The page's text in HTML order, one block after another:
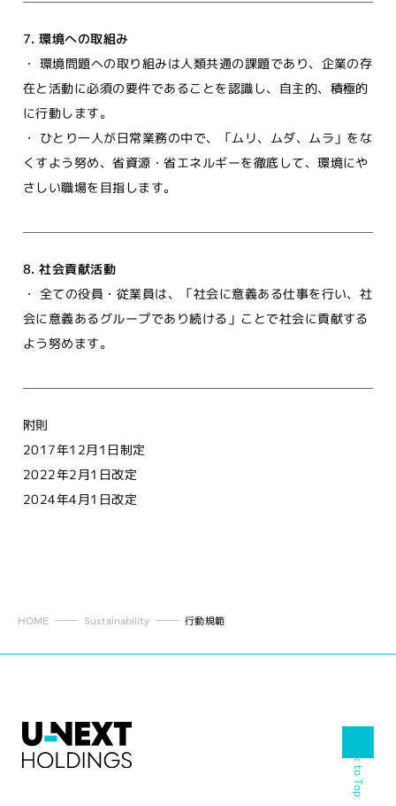
7. 環境への取組み
・ 環境問題への取り組みは人類共通の課題であり、企業の存
在と活動に必須の要件であることを認識し、自主的、積極的
に行動します。
・ ひとり一人が日常業務の中で、「ムリ、ムダ、ムラ」をな
くすよう努め、省資源・省エネルギーを徹底して、環境にや
さしい職場を目指します。
8. 社会貢献活動
・ 全ての役員・従業員は、「社会に意義ある仕事を行い、社
会に意義あるグループであり続ける」ことで社会に貢献する
よう努めます。
附則
2017年12月1日制定
2022年2月1日改定
2024年4月1日改定
HOME Sustainability 行動規範
Back to Top